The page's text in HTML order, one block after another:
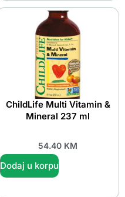
ChildLife Multi Vitamin &
Mineral 237 ml
54.40 KM
Dodaj u korpu